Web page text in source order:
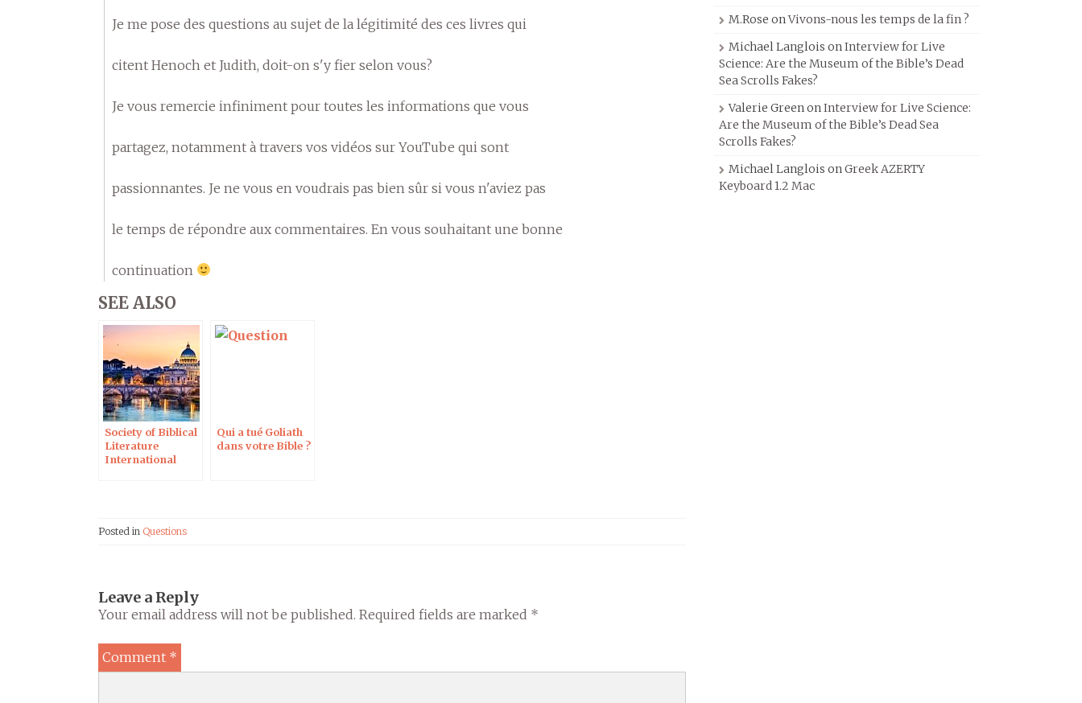
Je me pose des questions au sujet de la légitimité des ces livres qui
citent Henoch et Judith, doit-on s'y fier selon vous?
Je vous remercie infiniment pour toutes les informations que vous
partagez, notamment à travers vos vidéos sur YouTube qui sont
passionnantes. Je ne vous en voudrais pas bien sûr si vous n'aviez pas
le temps de répondre aux commentaires. En vous souhaitant une bonne
continuation
SEE ALSO
Society of Biblical
Literature
International
Qui a tué Goliath
dans votre Bible ?
Posted in Questions
Leave a Reply
Your email address will not be published. Required fields are marked *
Comment *
M.Rose onVivons-nous les temps de la fin ?
Michael Langlois onInterview for Live
Science: Are the Museum of the Bible’s Dead
Sea Scrolls Fakes?
Valerie GreenonInterview for Live Science:
Are the Museum of the Bible’s Dead Sea
Scrolls Fakes?
Michael Langlois onGreek AZERTY
Keyboard 1.2 Mac